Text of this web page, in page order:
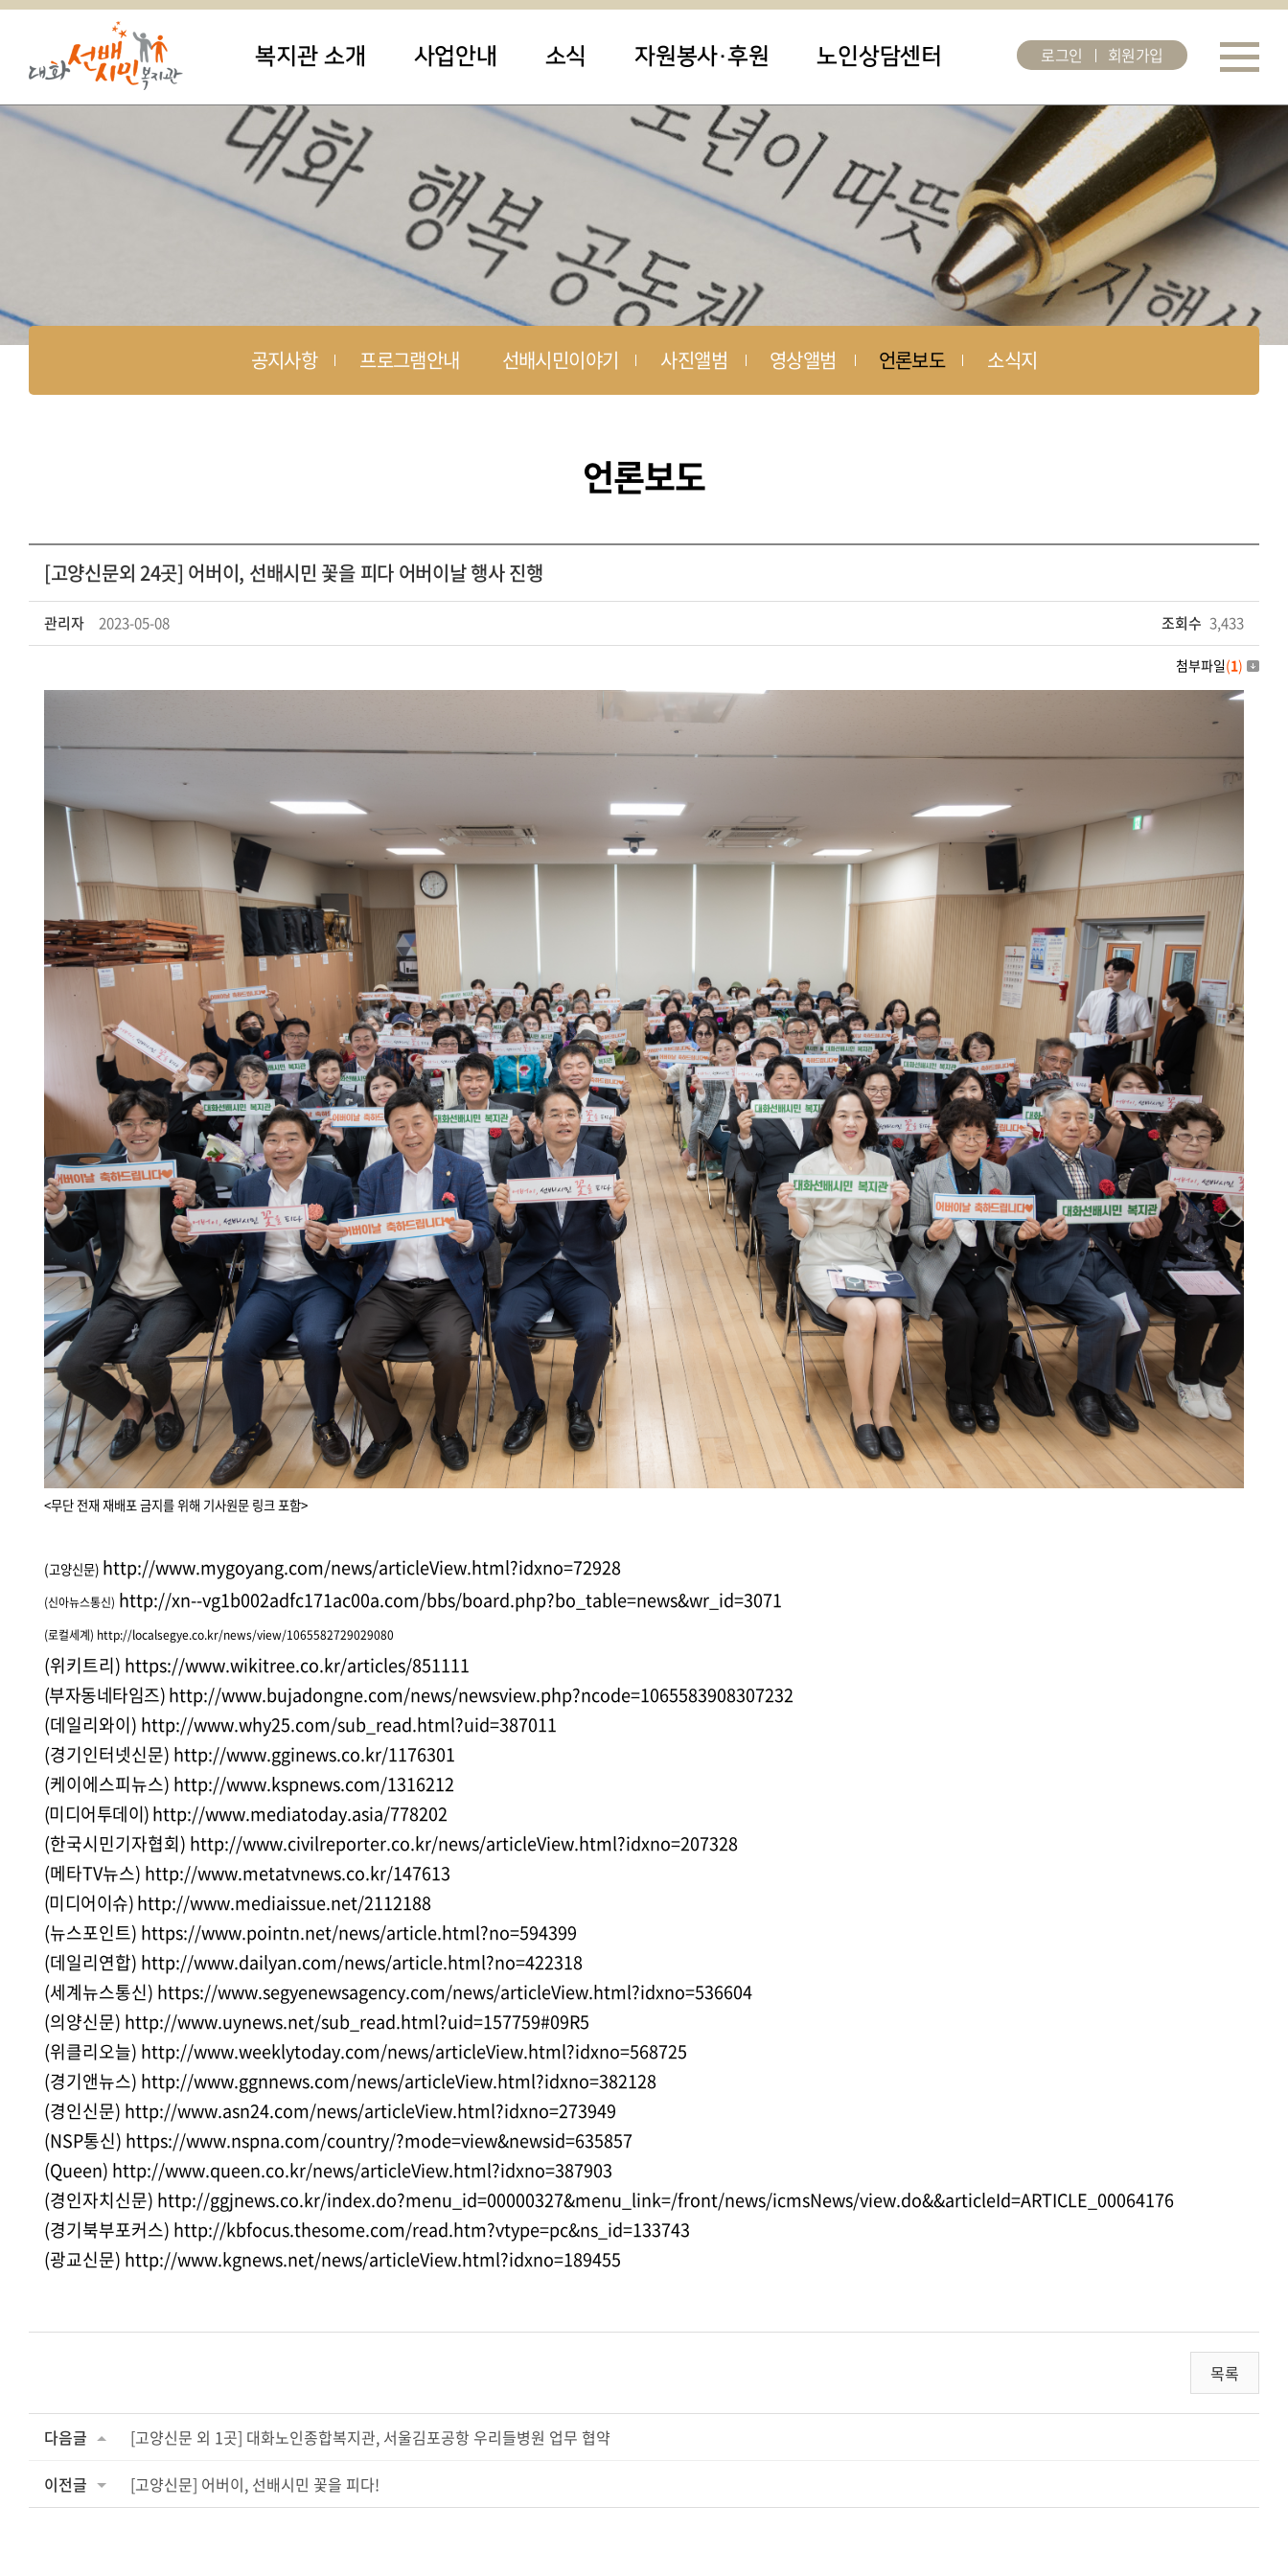
복지관 소개 사업안내 소식 자원봉사·후원 노인상담센터 로그인 회원가입
공지사항 프로그램안내 선배시민이야기 사진앨범 영상앨범 언론보도 소식지
언론보도
[고양신문외 24곳] 어버이, 선배시민 꽃을 피다 어버이날 행사 진행
관리자 2023-05-08 조회수 3,433
첨부파일(1)
<무단 전재 재배포 금지를 위해 기사원문 링크 포함>
(고양신문) http://www.mygoyang.com/news/articleView.html?idxno=72928
(신아뉴스통신) http://xn--vg1b002adfc171ac00a.com/bbs/board.php?bo_table=news&wr_id=3071
(로컬세계) http://localsegye.co.kr/news/view/1065582729029080
(위키트리) https://www.wikitree.co.kr/articles/851111
(부자동네타임즈)http://www.bujadongne.com/news/newsview.php?ncode=1065583908307232
(데일리와이) http://www.why25.com/sub_read.html?uid=387011
(경기인터넷신문) http://www.gginews.co.kr/1176301
(케이에스피뉴스) http://www.kspnews.com/1316212
(미디어투데이)http://www.mediatoday.asia/778202
(한국시민기자협회) http://www.civilreporter.co.kr/news/articleView.html?idxno=207328
(메타TV뉴스) http://www.metatvnews.co.kr/147613
(미디어이슈)http://www.mediaissue.net/2112188
(뉴스포인트) https://www.pointn.net/news/article.html?no=594399
(데일리연합) http://www.dailyan.com/news/article.html?no=422318
(세계뉴스통신) https://www.segyenewsagency.com/news/articleView.html?idxno=536604
(의양신문) http://www.uynews.net/sub_read.html?uid=157759#09R5
(위클리오늘) http://www.weeklytoday.com/news/articleView.html?idxno=568725
(경기앤뉴스) http://www.ggnnews.com/news/articleView.html?idxno=382128
(경인신문) http://www.asn24.com/news/articleView.html?idxno=273949
(NSP통신) https://www.nspna.com/country/?mode=view&newsid=635857
(Queen) http://www.queen.co.kr/news/articleView.html?idxno=387903
(경인자치신문) http://ggjnews.co.kr/index.do?menu_id=00000327&menu_link=/front/news/icmsNews/view.do&&articleId=ARTICLE_00064176
(경기북부포커스) http://kbfocus.thesome.com/read.htm?vtype=pc&ns_id=133743
(광교신문) http://www.kgnews.net/news/articleView.html?idxno=189455
목록
다음글 [고양신문 외 1곳] 대화노인종합복지관, 서울김포공항 우리들병원 업무 협약
이전글 [고양신문] 어버이, 선배시민 꽃을 피다!